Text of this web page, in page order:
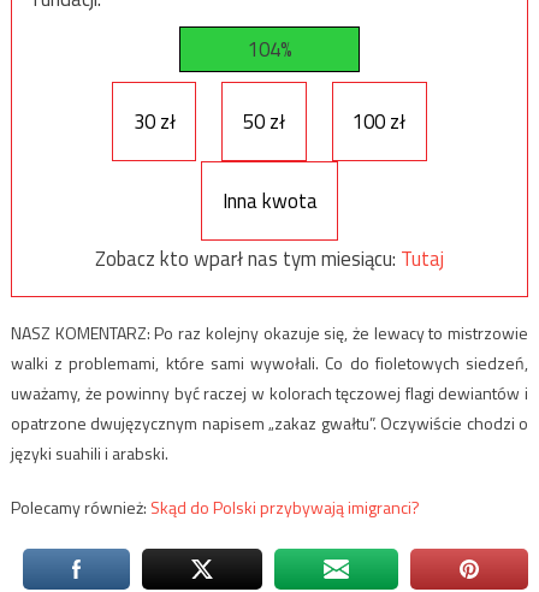
104%
30 zł 50 zł 100 zł
Inna kwota
Zobacz kto wparł nas tym miesiącu: Tutaj
NASZ KOMENTARZ: Po raz kolejny okazuje się, że lewacy to mistrzowie
walki z problemami, które sami wywołali. Co do fioletowych siedzeń,
uważamy, że powinny być raczej w kolorach tęczowej flagi dewiantów i
opatrzone dwujęzycznym napisem „zakaz gwałtu”. Oczywiście chodzi o
języki suahili i arabski.
Polecamy również: Skąd do Polski przybywają imigranci?